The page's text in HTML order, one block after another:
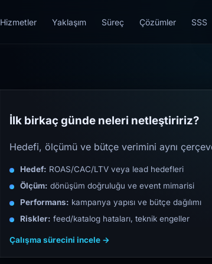
Hizmetler Yaklaşım Süreç Çözümler SSS
İlk birkaç günde neleri netleştiririz?
Hedefi, ölçümü ve bütçe verimini aynı
Hedef: ROAS/CAC/LTV veya lead hedefleri
Ölçüm: dönüşüm doğruluğu ve event mimarisi
Performans: kampanya yapısı ve bütçe dağılımı
Riskler: feed/katalog hataları, teknik engeller
Çalışma sürecini incele →